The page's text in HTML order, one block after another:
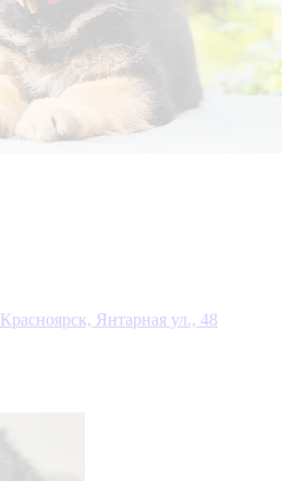
Красноярск, Янтарная ул., 48